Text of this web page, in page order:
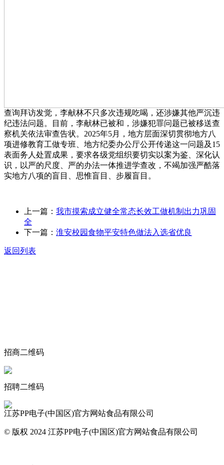
查询拜访发觉，李献林不只多次违规吃喝，还涉嫌其他严沉违
纪违法问题。目前，李献林已被和，涉嫌犯罪问题已被移送查
察机关依法审查告状。2025年5月，地方层面深切贯彻地方八
项进修教育工做专班、地方纪委办公厅公开传递这一问题及15
表面务人处置成果，要求各级党组织要切实以案为鉴、深化认
识，以严的尺度、严的办法一体推进学查改，不竭加强严酷落
实地方八项的盲目、思惟盲目、步履盲目。
上一篇： 我市摸索成立健全常态长效工做机制出力巩固
全
下一篇： 淮安校园食物平安特色做法入选省优良
返回列表
招商二维码
招聘二维码
江苏PP电子(中国区)官方网站食品有限公司
© 版权 2024 江苏PP电子(中国区)官方网站食品有限公司